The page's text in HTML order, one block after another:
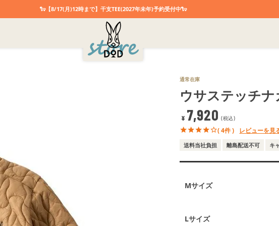
🐑【8/17(月)12時まで】干支TEE(2027年未年)予約受付中🐑
通常在庫
ウサステッチナ
¥ 7,920 税込
( 4件 ) レビューを見
送料当社負担 離島配送不可 キ
Mサイズ
Lサイズ